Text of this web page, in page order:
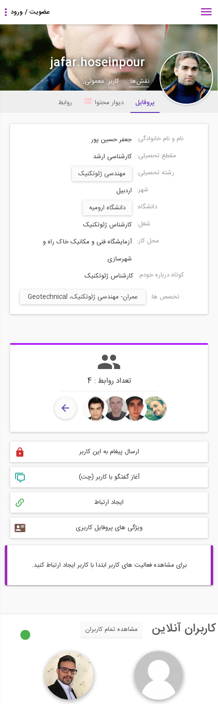
jafar.hoseinpour
نقش‌ها:
کاربر معمولی,
پروفایل
دیوار محتوا روابط
نام و نام خانوادگی: جعفر حسین پور
مقطع تحصیلی: کارشناسی ارشد
رشته تحصیلی:
مهندسی ژئوتکنیک
شهر: اردبیل
دانشگاه:
دانشگاه ارومیه
شغل: کارشناس ژئوتکنیک
محل کار: آزمایشگاه فنی و مکانیک خاک راه و
شهرسازی
کوتاه درباره خودم: کارشناس ژئوتکنیک
تخصص ها:
عمران- مهندسی ژئوتکنیک، Geotechnical
Engineering
تعداد روابط : 4
ارسال پیغام به این کاربر
آغاز گفتگو با کاربر (چت)
ایجاد ارتباط
ویژگی های پروفایل کاربری
برای مشاهده فعالیت های کاربر ابتدا با کاربر ایجاد ارتباط کنید.
کاربران آنلاین مشاهده تمام کاربران